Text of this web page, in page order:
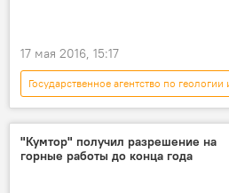
17 мая 2016, 15:17
Новости
Кыргызстан
месторождение
известняк
"Кумтор" получил разрешение на
горные работы до конца года